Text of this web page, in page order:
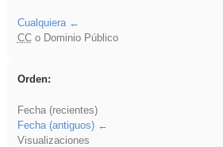
Cualquiera
CCo Dominio Público
Orden:
Fecha (recientes)
Fecha (antiguos)
Visualizaciones